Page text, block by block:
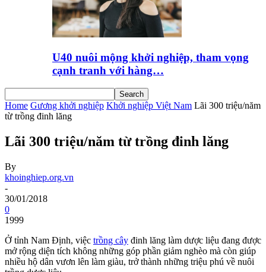
U40 nuôi mộng khởi nghiệp, tham vọng
cạnh tranh với hàng…
Home Gương khởi nghiệp Khởi nghiệp Việt Nam Lãi 300 triệu/năm
từ trồng đinh lăng
Lãi 300 triệu/năm từ trồng đinh lăng
By
khoinghiep.org.vn
-
30/01/2018
0
1999
Ở tỉnh Nam Định, việc trồng cây đinh lăng làm dược liệu đang được
mở rộng diện tích không những góp phần giảm nghèo mà còn giúp
nhiều hộ dân vươn lên làm giàu, trở thành những triệu phú về nuôi